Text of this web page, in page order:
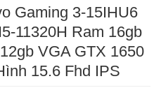
Gaming 3-15IHU6
11320H Ram 16gb
VGA GTX 1650
15.6 Fhd IPS